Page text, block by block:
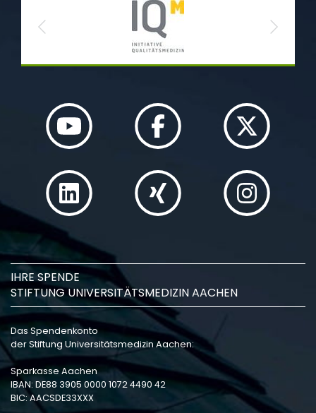
Previous Next
IHRE SPENDE
STIFTUNG UNIVERSITÄTSMEDIZIN AACHEN
Das Spendenkonto
der Stiftung Universitätsmedizin Aachen:
Sparkasse Aachen
IBAN: DE88 3905 0000 1072 4490 42
BIC: AACSDE33XXX